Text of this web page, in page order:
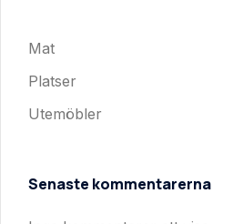
Mat
Platser
Utemöbler
Senaste kommentarerna